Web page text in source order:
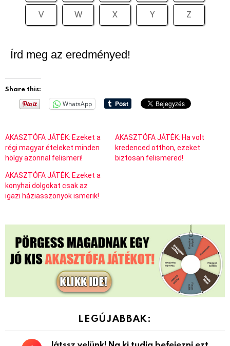
V
W X Y Z
Írd meg az eredményed!
Share this:
WhatsApp
AKASZTÓFA JÁTÉK: Ezeket a
régi magyar ételeket minden
hölgy azonnal felismeri!
AKASZTÓFA JÁTÉK: Ha volt
kredenced otthon, ezeket
biztosan felismered!
AKASZTÓFA JÁTÉK: Ezeket a
konyhai dolgokat csak az
igazi háziasszonyok ismerik!
LEGÚJABBAK: